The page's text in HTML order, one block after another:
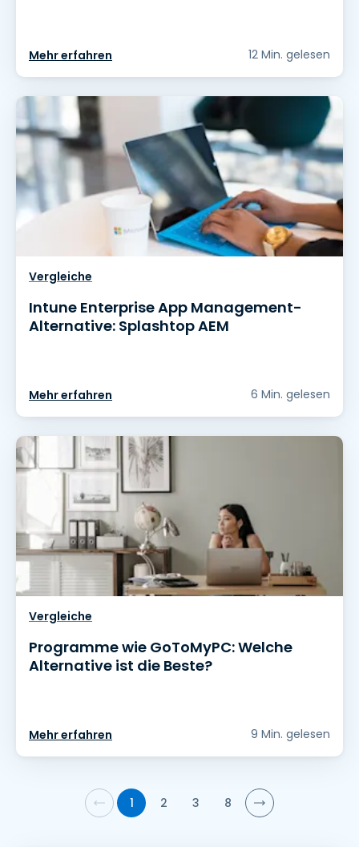
Mehr erfahren 12 Min. gelesen
Vergleiche
Intune Enterprise App Management-
Alternative: Splashtop AEM
Mehr erfahren 6 Min. gelesen
Vergleiche
Programme wie GoToMyPC: Welche
Alternative ist die Beste?
Mehr erfahren 9 Min. gelesen
1 2 3 8